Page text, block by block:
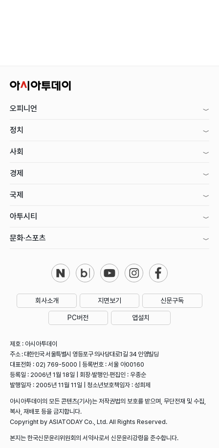
오피니언
정치
사회
경제
국제
아투시티
문화·스포츠
회사소개 지면보기 신문구독
PC버전 앱설치
제호 : 아시아투데이
주소 : 대한민국 서울특별시 영등포구 의사당대로1길 34 인영빌딩
대표전화 : 02) 769-5000 | 등록번호 : 서울 아00160
등록일 : 2006년 1월 18일 | 회장·발행인·편집인 : 우종순
발행일자 : 2005년 11월 11일 | 청소년보호책임자 : 성희제
아시아투데이의 모든 콘텐츠(기사)는 저작권법의 보호를 받으며, 무단전재 및 수집,
복사, 재배포 등을 금지합니다.
Copyright by ASIATODAY Co., Ltd. All Rights Reserved.
본지는 한국신문윤리위원회의 서약사로서 신문윤리강령을 준수합니다.